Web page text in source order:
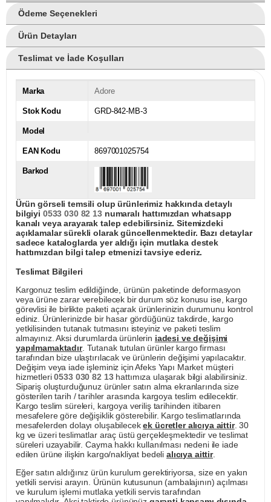
Ödeme Seçenekleri
Ürün Detayları
Teslimat ve İade Koşulları
Marka Adore
Stok Kodu GRD-842-MB-3
Model
EAN Kodu 8697001025754
Barkod
Ürün görseli temsili olup ürünlerimiz hakkında detaylı
bilgiyi 0533 030 82 13numaralı hattımızdan whatsapp
kanalı veya arayarak talep edebilirsiniz. Sitemizdeki
açıklamalar sürekli olarak güncellenmektedir. Bazı detaylar
sadece kataloglarda yer aldığı için mutlaka destek
hattımızdan bilgi talep etmenizi tavsiye ederiz.
Teslimat Bilgileri
Kargonuz teslim edildiğinde, ürünün paketinde deformasyon
veya ürüne zarar verebilecek bir durum söz konusu ise, kargo
görevlisi ile birlikte paketi açarak ürünlerinizin durumunu kontrol
ediniz. Ürünlerinizde bir hasar gördüğünüz takdirde, kargo
yetkilisinden tutanak tutmasını isteyiniz ve paketi teslim
almayınız. Aksi durumlarda ürünlerin iadesi ve değişimi
yapılmamaktadır. Tutanak tutulan ürünler kargo firması
tarafından bize ulaştırılacak ve ürünlerin değişimi yapılacaktır.
Değişim veya iade işleminiz için Afeks Yapı Market müşteri
hizmetleri0533 030 82 13hattımıza ulaşarak bilgi alabilirsiniz.
Sipariş oluşturduğunuz ürünler satın alma ekranlarında size
gösterilen tarih / tarihler arasında kargoya teslim edilecektir.
Kargo teslim süreleri, kargoya veriliş tarihinden itibaren
mesafelere göre değişiklik gösterebilir. Kargo teslimatlarında
mesafelerden dolayı oluşabilecekek ücretler alıcıya aittir. 30
kg ve üzeri teslimatlar araç üstü gerçekleşmektedir ve teslimat
süreleri uzayabilir. Cayma hakkı kullanılması nedeni ile iade
edilen ürüne ilişkin kargo/nakliyat bedeli alıcıya aittir.
Eğer satın aldığınız ürün kurulum gerektiriyorsa, size en yakın
yetkili servisi arayın. Ürünün kutusunun (ambalajının) açılması
ve kurulum işlemi mutlaka yetkili servis tarafından